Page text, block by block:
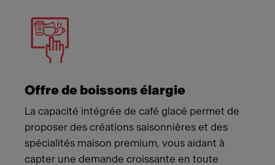
Offre de boissons élargie
La capacité intégrée de café glacé permet de
proposer des créations saisonnières et des
spécialités maison premium, vous aidant à
capter une demande croissante en toute